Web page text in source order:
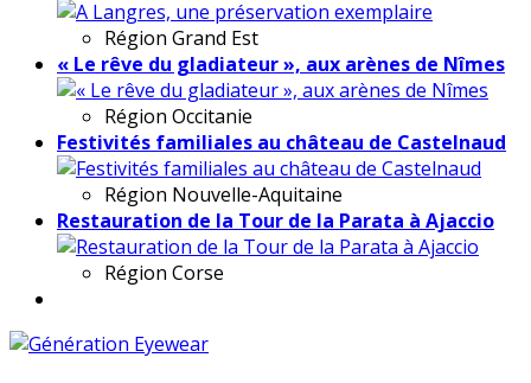
Région Grand Est
« Le rêve du gladiateur », aux arènes de Nîmes
Région Occitanie
Festivités familiales au château de Castelnaud
Région Nouvelle-Aquitaine
Restauration de la Tour de la Parata à Ajaccio
Région Corse